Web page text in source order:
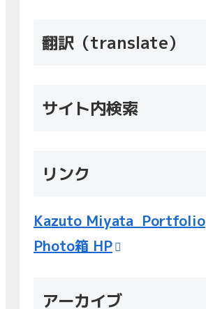
翻訳（translate）
サイト内検索
リンク
Kazuto Miyata Portfolio
Photo箱 HP
アーカイブ